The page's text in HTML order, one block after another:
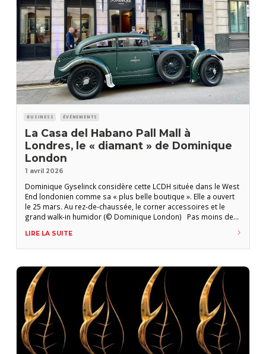
BUSINESS ÉVÉNEMENTS
La Casa del Habano Pall Mall à
Londres, le « diamant » de Dominique
London
1 avril 2026
Dominique Gyselinck considère cette LCDH située dans le West
End londonien comme sa « plus belle boutique ». Elle a ouvert
le 25 mars. Au rez-de-chaussée, le corner accessoires et le
grand walk-in humidor (© Dominique London) Pas moins de
l’ouverture effective de La Casa del Habano (LCDH) Pall Mall le
25
LIRE LA SUITE